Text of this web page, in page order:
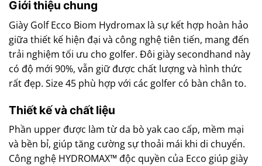
Giới thiệu chung
Giày Golf Ecco Biom Hydromax là sự kết hợp hoàn hảo
giữa thiết kế hiện đại và công nghệ tiên tiến, mang đến
trải nghiệm tối ưu cho golfer. Đôi giày secondhand này
có độ mới 90%, vẫn giữ được chất lượng và hình thức
rất đẹp. Size 45 phù hợp với các golfer có bàn chân to.
Thiết kế và chất liệu
Phần upper được làm từ da bò yak cao cấp, mềm mại
và bền bỉ, giúp tăng cường sự thoải mái khi di chuyển.
Công nghệ HYDROMAX™ độc quyền của Ecco giúp giày